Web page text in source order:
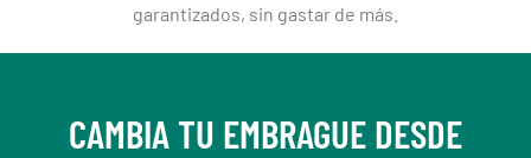
garantizados, sin gastar de más.
CAMBIA TU EMBRAGUE DESDE